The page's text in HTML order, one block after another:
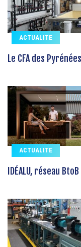
ACTUALITE
Le CFA des
ACTUALITE
IDÉALU, réseau